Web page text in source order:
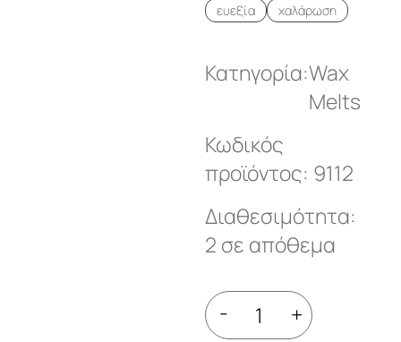
ευεξία
χαλάρωση
Κατηγορία:Wax
Melts
Κωδικός
προϊόντος: 9112
Διαθεσιμότητα:
2 σε απόθεμα
- +